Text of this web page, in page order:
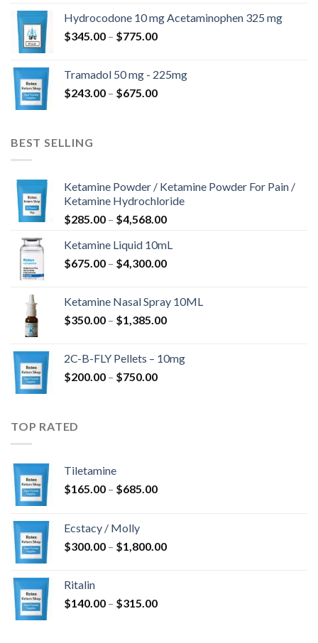
$850.00
Hydrocodone 10 mg Acetaminophen 325 mg
$345.00 – $775.00Prisinterval:
$775.00
Tramadol 50 mg - 225mg
$243.00 – $675.00Prisinterval:
BEST SELLING
Ketamine Powder / Ketamine Powder For Pain /
Ketamine Hydrochloride
$285.00 – $4,568.00Prisinterval:
til
$4,568.00
Ketamine Liquid 10mL
$675.00 – $4,300.00Prisinterval:
$4,300.00
Ketamine Nasal Spray 10ML
$350.00 – $1,385.00Prisinterval:
$1,385.00
2C-B-FLY Pellets – 10mg
$200.00 – $750.00Prisinterval:
TOP RATED
Tiletamine
$165.00 – $685.00Prisinterval:
Ecstacy / Molly
$300.00 – $1,800.00Prisinterval:
Ritalin
$140.00 – $315.00Prisinterval: